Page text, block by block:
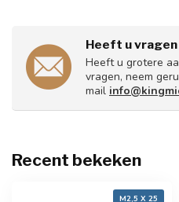
Heeft u
Heeft u grotere
vragen, neem
mail
Recent bekeken
M2,5 X 25